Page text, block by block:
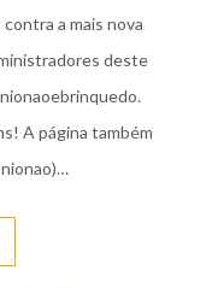
a mais nova
deste
A página também